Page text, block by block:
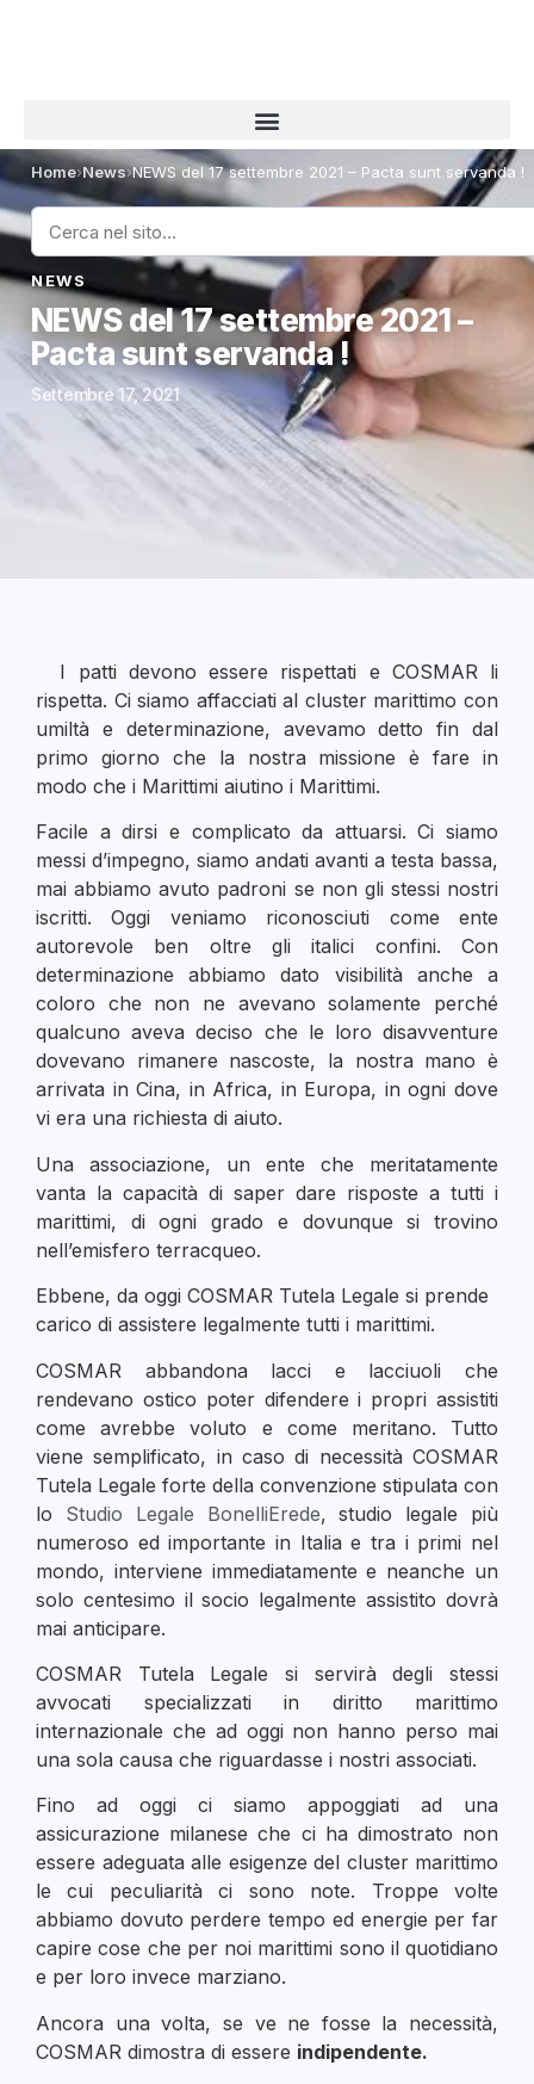
Home›News›NEWS del 17 settembre 2021 – Pacta sunt servanda !
NEWS
NEWS del 17 settembre 2021 –
Pacta sunt servanda !
Settembre 17, 2021
I patti devono essere rispettati e COSMAR li
rispetta. Ci siamo affacciati al cluster marittimo con
umiltà e determinazione, avevamo detto fin dal
primo giorno che la nostra missione è fare in
modo che i Marittimi aiutino i Marittimi.
Facile a dirsi e complicato da attuarsi. Ci siamo
messi d’impegno, siamo andati avanti a testa bassa,
mai abbiamo avuto padroni se non gli stessi nostri
iscritti. Oggi veniamo riconosciuti come ente
autorevole ben oltre gli italici confini. Con
determinazione abbiamo dato visibilità anche a
coloro che non ne avevano solamente perché
qualcuno aveva deciso che le loro disavventure
dovevano rimanere nascoste, la nostra mano è
arrivata in Cina, in Africa, in Europa, in ogni dove
vi era una richiesta di aiuto.
Una associazione, un ente che meritatamente
vanta la capacità di saper dare risposte a tutti i
marittimi, di ogni grado e dovunque si trovino
nell’emisfero terracqueo.
Ebbene, da oggi COSMAR Tutela Legale si prende
carico di assistere legalmente tutti i marittimi.
COSMAR abbandona lacci e lacciuoli che
rendevano ostico poter difendere i propri assistiti
come avrebbe voluto e come meritano. Tutto
viene semplificato, in caso di necessità COSMAR
Tutela Legale forte della convenzione stipulata con
lo Studio Legale BonelliErede, studio legale più
numeroso ed importante in Italia e tra i primi nel
mondo, interviene immediatamente e neanche un
solo centesimo il socio legalmente assistito dovrà
mai anticipare.
COSMAR Tutela Legale si servirà degli stessi
avvocati specializzati in diritto marittimo
internazionale che ad oggi non hanno perso mai
una sola causa che riguardasse i nostri associati.
Fino ad oggi ci siamo appoggiati ad una
assicurazione milanese che ci ha dimostrato non
essere adeguata alle esigenze del cluster marittimo
le cui peculiarità ci sono note. Troppe volte
abbiamo dovuto perdere tempo ed energie per far
capire cose che per noi marittimi sono il quotidiano
e per loro invece marziano.
Ancora una volta, se ve ne fosse la necessità,
COSMAR dimostra di essere indipendente.